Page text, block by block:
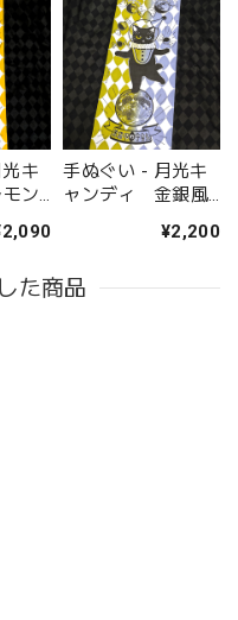
キ
ン
手ぬぐい - 月光キ
ャンディ 金銀風
¥2,200
た商品